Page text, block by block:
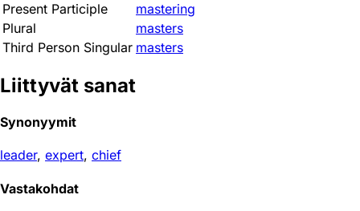
Present Participle
mastering
Plural
masters
Third Person Singular masters
Liittyvät sanat
Synonyymit
leader, expert, chief
Vastakohdat